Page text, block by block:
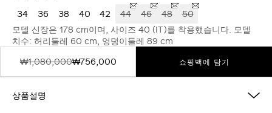
34 36 38 40 42 44 46 48
50
모델 신장은 178 cm이며, 사이즈 40 (IT)를 착용했습니다. 모델
치수: 허리둘레 60 cm, 엉덩이둘레 89 cm
₩1,080,000₩756,000 쇼핑백에 담기
상품설명